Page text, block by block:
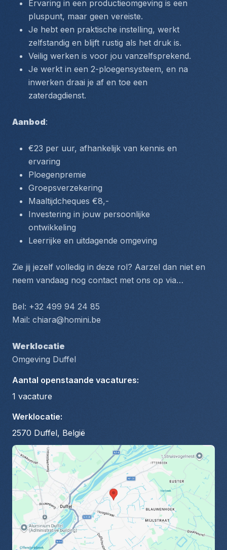
Ervaring in een productieomgeving is een
pluspunt, maar geen vereiste.
Je hebt een praktische instelling, werkt
zelfstandig en blijft rustig als het druk is.
Veilig werken is voor jou vanzelfsprekend.
Je werkt in een 2-ploegensysteem, en na
inwerken draai je af en toe een
zaterdagdienst.
Aanbod:
€23 per uur, afhankelijk van kennis en
ervaring
Ploegenpremie
Groepsverzekering
Maaltijdcheques €8,-
Investering in jouw persoonlijke
ontwikkeling
Leerrijke en uitdagende omgeving
Zie jij jezelf volledig in deze rol? Aarzel dan niet en
neem vandaag nog contact met ons op via…
Bel: +32 499 94 24 85
Mail: chiara@homini.be
Werklocatie
Omgeving Duffel
Aantal openstaande vacatures:
1 vacature
Werklocatie:
2570 Duffel, België